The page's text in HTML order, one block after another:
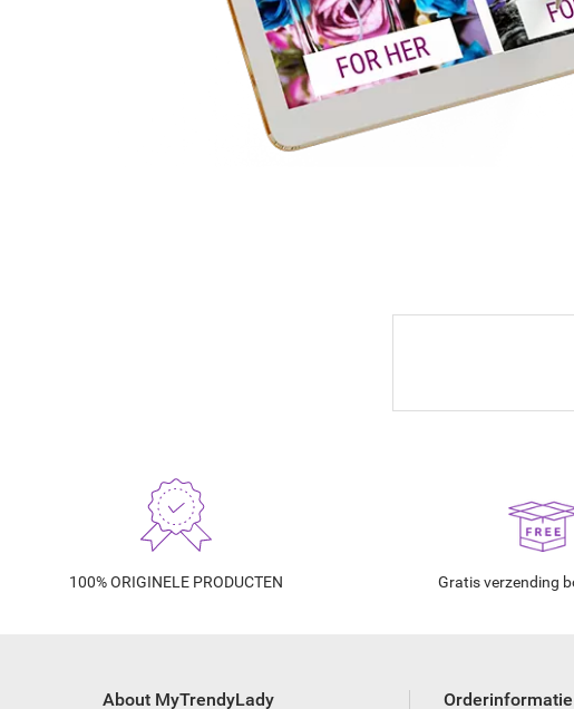
100% ORIGINELE PRODUCTEN Gratis verzending
About MyTrendyLady Orderinformatie